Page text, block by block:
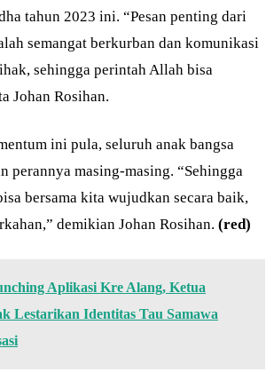
tahun 2023 ini. “Pesan penting dari
semangat berkurban dan komunikasi
sehingga perintah Allah bisa
Johan Rosihan.
ini pula, seluruh anak bangsa
perannya masing-masing. “Sehingga
bersama kita wujudkan secara baik,
demikian Johan Rosihan. (red)
Aplikasi Kre Alang, Ketua
Lestarikan Identitas Tau Samawa